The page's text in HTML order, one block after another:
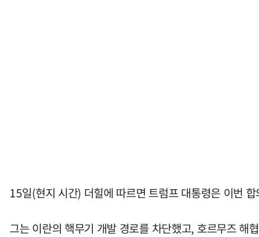
15일(현지 시간) 더힐에 따르면 트럼프 대통령은 이번
그는 이란의 핵무기 개발 경로를 차단했고, 호르무즈 해